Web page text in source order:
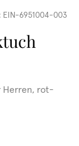
EIN-6951004-003
Herren, rot-